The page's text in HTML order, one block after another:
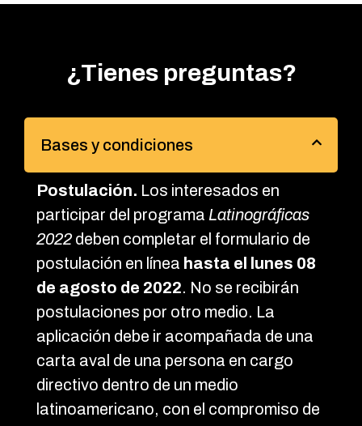
¿Tienes preguntas?
Bases y condiciones
Postulación. Los interesados en
participar del programa Latinográficas
2022 deben completar el formulario de
postulación en línea hasta el lunes 08
de agosto de 2022. No se recibirán
postulaciones por otro medio. La
aplicación debe ir acompañada de una
carta aval de una persona en cargo
directivo dentro de un medio
latinoamericano, con el compromiso de